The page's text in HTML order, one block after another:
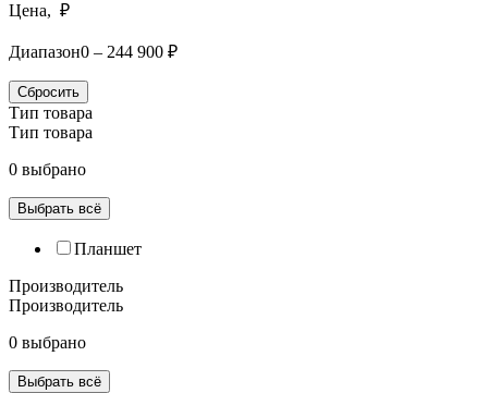
Цена, ₽
Диапазон0 – 244 900 ₽
Сбросить
Тип товара
Тип товара
0 выбрано
Выбрать всё
Планшет
Производитель
Производитель
0 выбрано
Выбрать всё